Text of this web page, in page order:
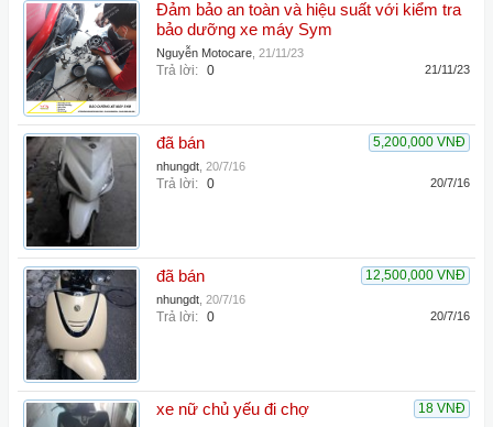
Đảm bảo an toàn và hiệu suất với kiểm tra
bảo dưỡng xe máy Sym
Nguyễn Motocare 21/11/23
Trả lời: 0 21/11/23
5,200,000 VNĐ
đã bán
nhungdt 20/7/16
Trả lời: 0 20/7/16
12,500,000 VNĐ
đã bán
nhungdt 20/7/16
Trả lời: 0 20/7/16
18 VNĐ
xe nữ chủ yếu đi chợ